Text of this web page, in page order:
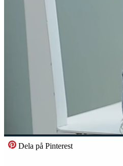
Dela på Pinterest